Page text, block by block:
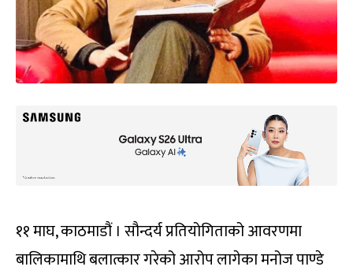
११ माघ, काठमाडौं । सौन्दर्य प्रतियोगिताको आवरणमा
बालिकामाथि बलात्कार गरेको आरोप लागेका मनोज पाण्डे